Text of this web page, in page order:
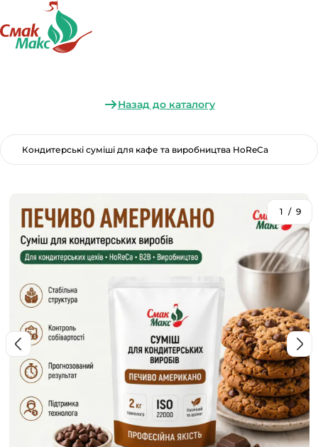
Назад до каталогу
Кондитерські суміші для кафе та виробництва HoReCa
1 / 9